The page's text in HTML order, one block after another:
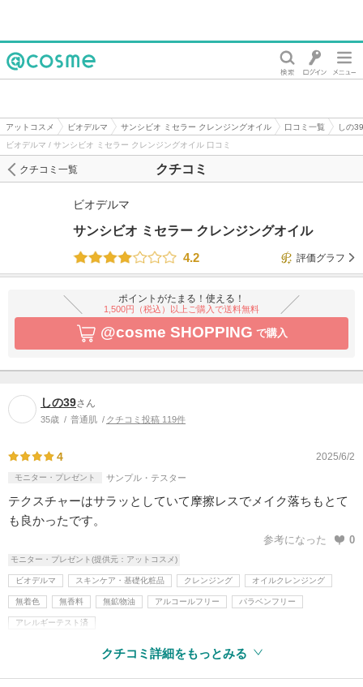
アットコスメ ビオデルマ サンシビオ ミセラー クレンジングオイル 口コミ一覧
しの
ビオデルマ / サンシビオ ミセラー クレンジングオイル 口コミ
クチコミ
クチコミ一覧
ビオデルマ
サンシビオ ミセラー クレンジングオイル
4.2
評価グラフ
ポイントがたまる！使える！
1,500円（税込）以上ご購入で送料無料
@cosme SHOPPING で購入
しの39さん
35歳 普通肌 クチコミ投稿 119件
4 2025/6/2
モニター・プレゼント サンプル・テスター
テクスチャーはサラッとしていて摩擦レスでメイク落ちもとて
も良かったです。
参考になった 0
モニター・プレゼント(提供元：アットコスメ)
ビオデルマ スキンケア・基礎化粧品 クレンジング オイルクレンジング
無着色 無香料 無鉱物油 アルコールフリー パラベンフリー
アレルギーテスト済
クチコミ詳細をもっとみる